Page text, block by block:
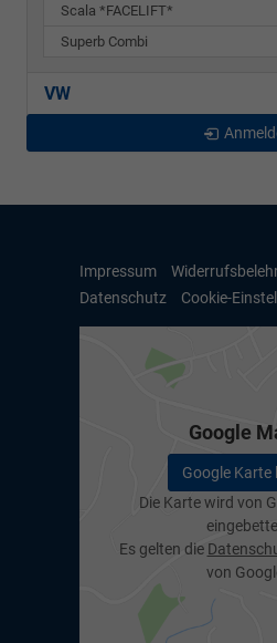
Scala *FACELIFT*
Superb Combi
VW
Impressum
Datenschutz
Cookie-
Google
Google Karte
Die Karte wird von
Es gelten die
von